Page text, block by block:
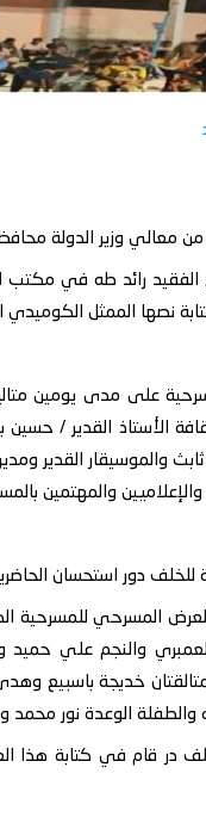
من معالي وزير الدولة
رائد طه في مكتب
نصها الممثل الكوميدي
الأستاذ القدير /
والموسيقار القدير
والإعلاميين والمهتمين
للخلف دور استحسان
المسرحي للمسرحية
والنجم علي حميد
خديجة باسبيع
والطفلة الوعدة نور
در قام في كتابة هذا